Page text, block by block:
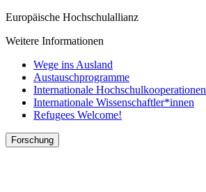
Europäische Hochschulallianz
Weitere Informationen
Wege ins Ausland
Austauschprogramme
Internationale Hochschulkooperationen
Internationale Wissenschaftler*innen
Refugees Welcome!
Forschung